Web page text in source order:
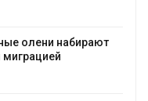
олени набирают
миграцией